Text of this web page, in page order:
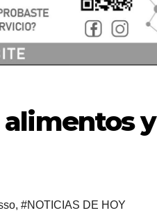
alimentos y
, #NOTICIAS DE HOY